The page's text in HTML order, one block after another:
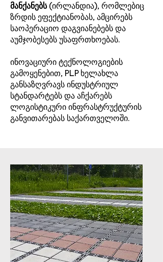
მანქანებს (ირლანდია), რომლებიც
ზრდის ეფექტიანობას, ამცირებს
საოპერაციო დაგვიანებებს და
აუმჯობესებს უსაფრთხოებას.
ინოვაციური ტექნოლოგიების
გამოყენებით, PLP ხელახლა
განსაზღვრავს ინდუსტრიულ
სტანდარტებს და აჩქარებს
ლოგისტიკური ინფრასტრუქტურის
განვითარებას საქართველოში.